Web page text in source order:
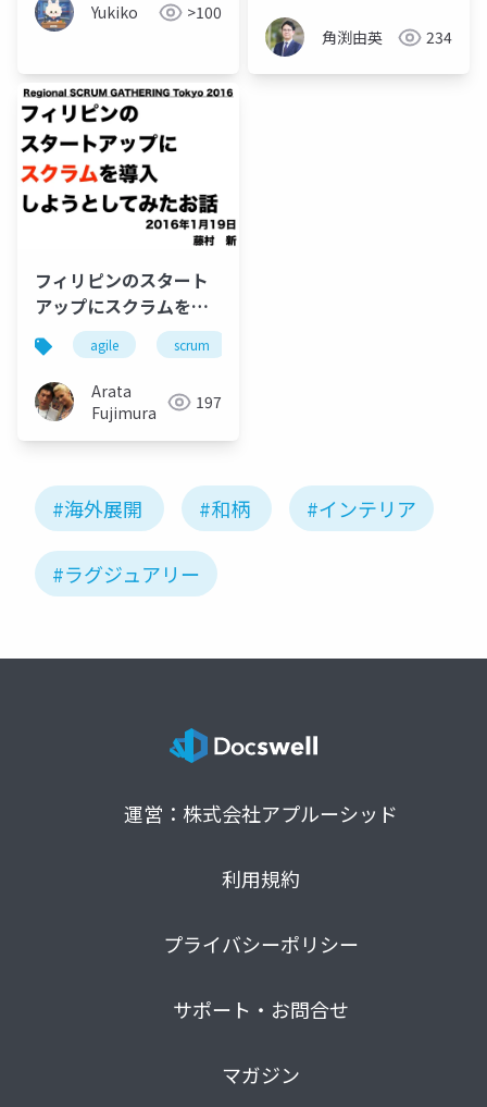
Yukiko >100
角渕由英 234
フィリピンのスタート
アップにスクラムを導
入しようとしてみたお
話
agile scrum
Arata
Fujimura
197
#海外展開 #和柄 #インテリア
#ラグジュアリー
運営：株式会社アプルーシッド
利用規約
プライバシーポリシー
サポート・お問合せ
マガジン